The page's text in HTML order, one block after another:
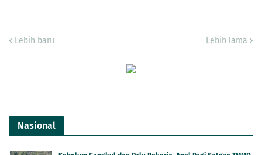
Lebih baru Lebih lama
Nasional